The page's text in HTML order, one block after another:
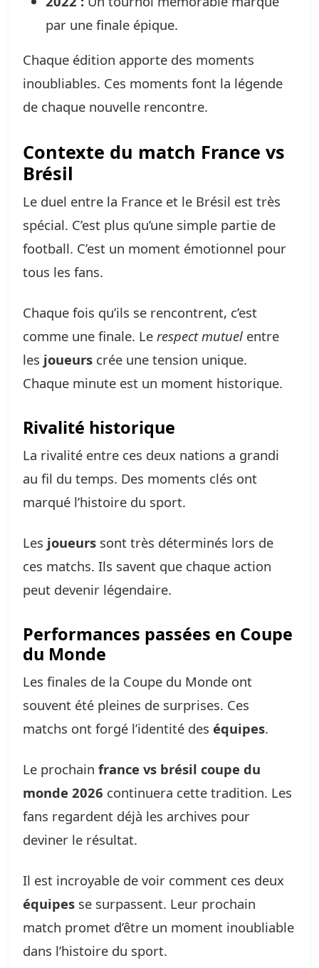
par une finale épique.
Chaque édition apporte des moments
inoubliables. Ces moments font la légende
de chaque nouvelle rencontre.
Contexte du match France vs
Brésil
Le duel entre la France et le Brésil est très
spécial. C’est plus qu’une simple partie de
football. C’est un moment émotionnel pour
tous les fans.
Chaque fois qu’ils se rencontrent, c’est
comme une finale. Le respect mutuel entre
les joueurs crée une tension unique.
Chaque minute est un moment historique.
Rivalité historique
La rivalité entre ces deux nations a grandi
au fil du temps. Des moments clés ont
marqué l’histoire du sport.
Les joueurs sont très déterminés lors de
ces matchs. Ils savent que chaque action
peut devenir légendaire.
Performances passées en Coupe
du Monde
Les finales de la Coupe du Monde ont
souvent été pleines de surprises. Ces
matchs ont forgé l’identité des équipes.
Le prochain france vs brésil coupe du
monde 2026 continuera cette tradition. Les
fans regardent déjà les archives pour
deviner le résultat.
Il est incroyable de voir comment ces deux
équipes se surpassent. Leur prochain
match promet d’être un moment inoubliable
dans l’histoire du sport.